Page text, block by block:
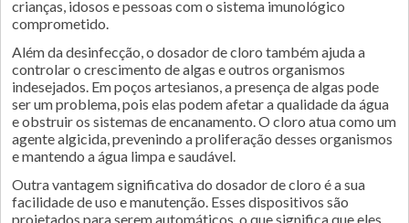
crianças, idosos e pessoas com o sistema imunológico
comprometido.
Além da desinfecção, o dosador de cloro também ajuda a
controlar o crescimento de algas e outros organismos
indesejados. Em poços artesianos, a presença de algas pode
ser um problema, pois elas podem afetar a qualidade da água
e obstruir os sistemas de encanamento. O cloro atua como um
agente algicida, prevenindo a proliferação desses organismos
e mantendo a água limpa e saudável.
Outra vantagem significativa do dosador de cloro é a sua
facilidade de uso e manutenção. Esses dispositivos são
projetados para serem automáticos, o que significa que eles